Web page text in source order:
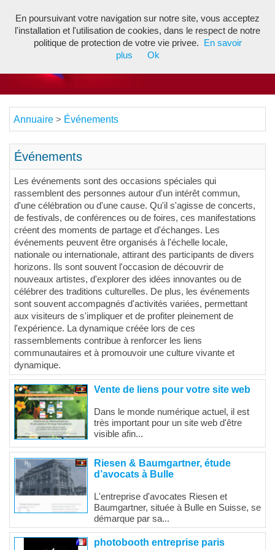
Annuaire > Événements
Événements
Les événements sont des occasions spéciales qui
rassemblent des personnes autour d'un intérêt commun,
d'une célébration ou d'une cause. Qu'il s'agisse de concerts,
de festivals, de conférences ou de foires, ces manifestations
créent des moments de partage et d'échanges. Les
événements peuvent être organisés à l'échelle locale,
nationale ou internationale, attirant des participants de divers
horizons. Ils sont souvent l'occasion de découvrir de
nouveaux artistes, d'explorer des idées innovantes ou de
célébrer des traditions culturelles. De plus, les événements
sont souvent accompagnés d'activités variées, permettant
aux visiteurs de s'impliquer et de profiter pleinement de
l'expérience. La dynamique créée lors de ces
rassemblements contribue à renforcer les liens
communautaires et à promouvoir une culture vivante et
dynamique.
Vente de liens pour votre site web
Dans le monde numérique actuel, il est
très important pour un site web d'être
visible afin...
Riesen & Baumgartner, étude
d’avocats à Bulle
L'entreprise d'avocates Riesen et
Baumgartner, située à Bulle en Suisse, se
démarque par sa...
photobooth entreprise paris
En poursuivant votre navigation sur notre site, vous acceptez
l'installation et l'utilisation de cookies, dans le respect de notre
politique de protection de votre vie privee.
En savoir
plus
Ok